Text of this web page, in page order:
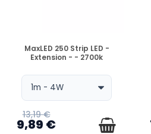
EN STOCK
MaxLED 250 Strip LED -
Extension - - 2700k
13,19 €
9,89 €